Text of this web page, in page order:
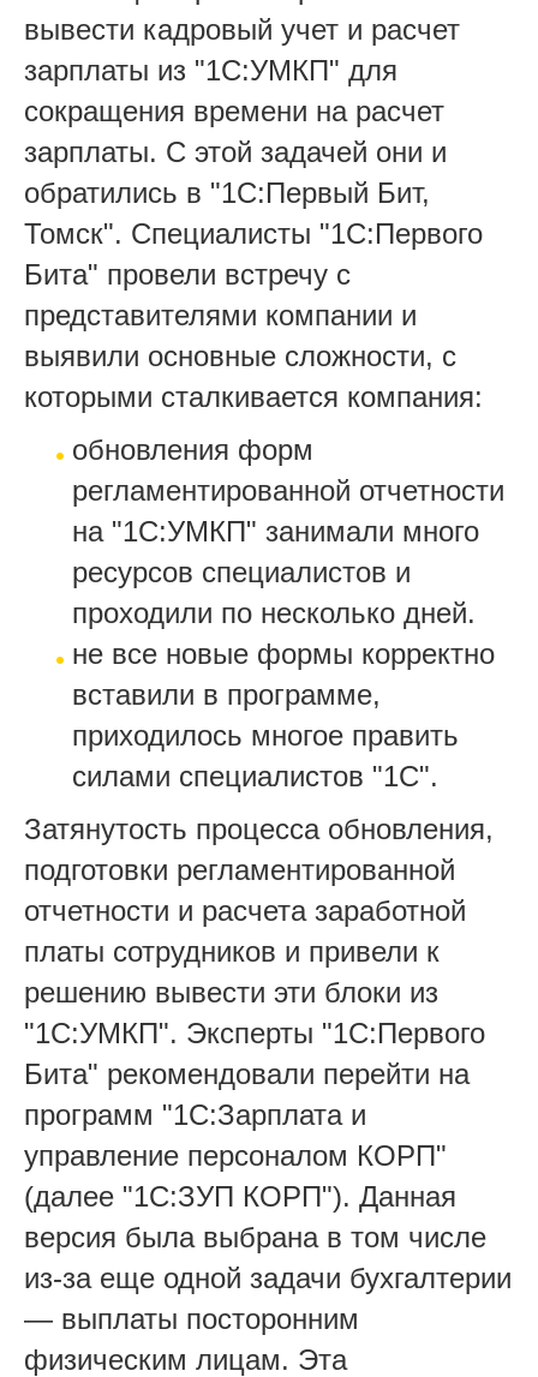
вывести кадровый учет и расчет
зарплаты из "1С:УМКП" для
сокращения времени на расчет
зарплаты. С этой задачей они и
обратились в "1С:Первый Бит,
Томск". Специалисты "1С:Первого
Бита" провели встречу с
представителями компании и
выявили основные сложности, с
которыми сталкивается компания:
обновления форм
регламентированной отчетности
на "1С:УМКП" занимали много
ресурсов специалистов и
проходили по несколько дней.
не все новые формы корректно
вставили в программе,
приходилось многое править
силами специалистов "1С".
Затянутость процесса обновления,
подготовки регламентированной
отчетности и расчета заработной
платы сотрудников и привели к
решению вывести эти блоки из
"1С:УМКП". Эксперты "1С:Первого
Бита" рекомендовали перейти на
программ "1С:Зарплата и
управление персоналом КОРП"
(далее "1С:ЗУП КОРП"). Данная
версия была выбрана в том числе
из-за еще одной задачи бухгалтерии
— выплаты посторонним
физическим лицам. Эта